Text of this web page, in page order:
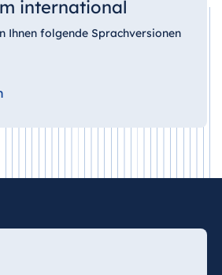
international
Ihnen folgende Sprachversionen